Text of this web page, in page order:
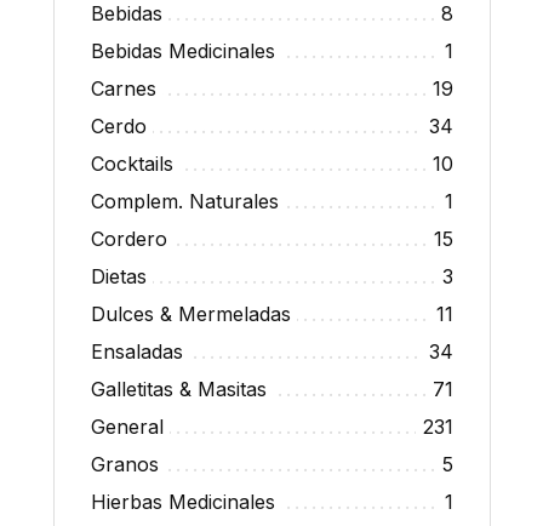
Bebidas
8
Bebidas Medicinales
1
Carnes
19
Cerdo
34
Cocktails
10
Complem. Naturales
1
Cordero
15
Dietas
3
Dulces & Mermeladas
11
Ensaladas
34
Galletitas & Masitas
71
General
231
Granos
5
Hierbas Medicinales
1